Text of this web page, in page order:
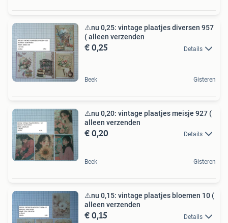
⚠️nu 0,25: vintage plaatjes diversen 957
( alleen verzenden
€ 0,25 Details
Beek Gisteren
⚠️nu 0,20: vintage plaatjes meisje 927 (
alleen verzenden
€ 0,20 Details
Beek Gisteren
⚠️nu 0,15: vintage plaatjes bloemen 10 (
alleen verzenden
€ 0,15 Details